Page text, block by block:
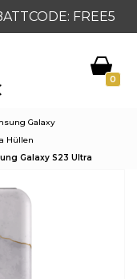
FREE5
0
Galaxy
Hüllen
Galaxy S23 Ultra